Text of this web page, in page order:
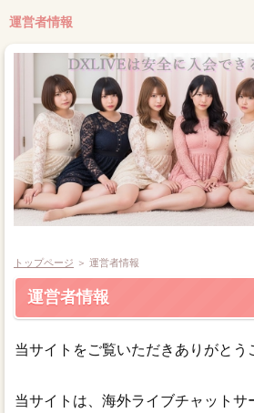
運営者情報
トップページ
無料ポイント
使い方
料金
トップページ ＞ 運営者情報
運営者情報
当サイトをご覧いただきありがとう
当サイトは、海外ライブチャットサ